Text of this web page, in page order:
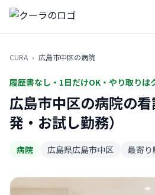
CURA › 広島市中区の病院
履歴書なし・1日だけOK・やり取りは
広島市中区の病院の
発・お試し勤務）
病院 広島県広島市中区 最寄り